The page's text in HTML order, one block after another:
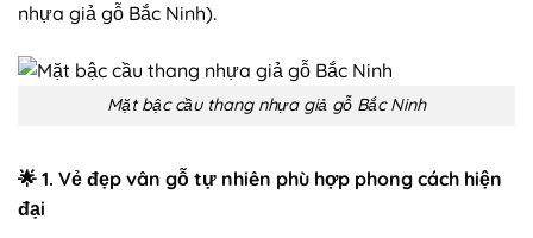
nhựa giả gỗ Bắc Ninh).
Mặt bậc cầu thang nhựa giả gỗ Bắc Ninh
🌟 1. Vẻ đẹp vân gỗ tự nhiên phù hợp phong cách hiện
đại